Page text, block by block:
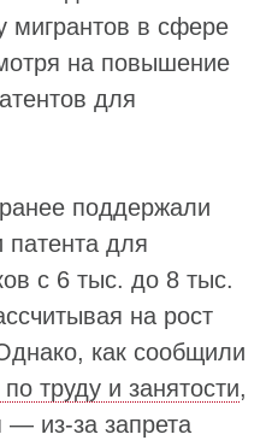
мигрантов в сфере
на повышение
для
поддержали
патента для
с 6 тыс. до 8 тыс.
на рост
как сообщили
труду и занятости,
— из-за запрета